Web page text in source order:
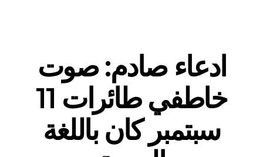
ادعاء صادم: صوت
خاطفي طائرات 11
سبتمبر كان باللغة